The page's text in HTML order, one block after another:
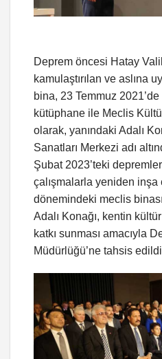
Deprem öncesi Hatay
kamulaştırılan ve aslına
bina, 23 Temmuz 2021’de
kütüphane ile Meclis
olarak, yanındaki Adalı
Sanatları Merkezi adı
Şubat 2023’teki
çalışmalarla yeniden
dönemindeki meclis
Adalı Konağı, kentin
katkı sunması amacıyla
Müdürlüğü’ne tahsis